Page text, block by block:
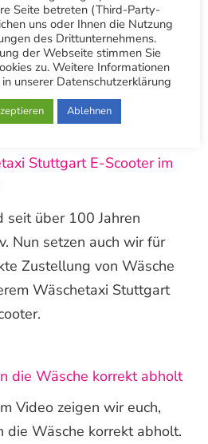
für App-Nutzer:
Rabatte auf die Reinigung
Polos, Sommerkleider,
kurze Hosen sichern –
Zeit!
Stuttgart E-Scooter im
seit über 100 Jahren
Nun setzen auch wir für
Zustellung von Wäsche
Wäschetaxi Stuttgart
die Wäsche korrekt abholt
Video zeigen wir euch,
die Wäsche korrekt abholt.
Seite betreten (Third-Party-
uns oder Ihnen die Nutzung
des Drittunternehmens.
der Webseite stimmen Sie
zu. Weitere Informationen
unserer Datenschutzerklärung
Ablehnen